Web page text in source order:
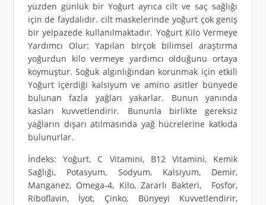
yüzden günlük bir Yoğurt ayrıca cilt ve saç sağlığı
için de faydalıdır. cilt maskelerinde yoğurt çok geniş
bir yelpazede kullanılmaktadır. Yoğurt Kilo Vermeye
Yardımcı Olur: Yapılan birçok bilimsel araştırma
yoğurdun kilo vermeye yardımcı olduğunu ortaya
koymuştur. Soğuk algınlığından korunmak için etkili
Yoğurt içerdiği kalsiyum ve amino asitler bünyede
bulunan fazla yağları yakarlar. Bunun yanında
kasları kuvvetlendirir. Bununla birlikte gereksiz
yağların dışarı atılmasında yağ hücrelerine katkıda
bulunurlar.
İndeks: Yoğurt, C Vitamini, B12 Vitamini, Kemik
Sağlığı, Potasyum, Sodyum, Kalsiyum, Demir,
Manganez, Omega-4, Kilo, Zararlı Bakteri, Fosfor,
Riboflavin, İyot, Çinko, Bünyeyi Kuvvetlendirir,